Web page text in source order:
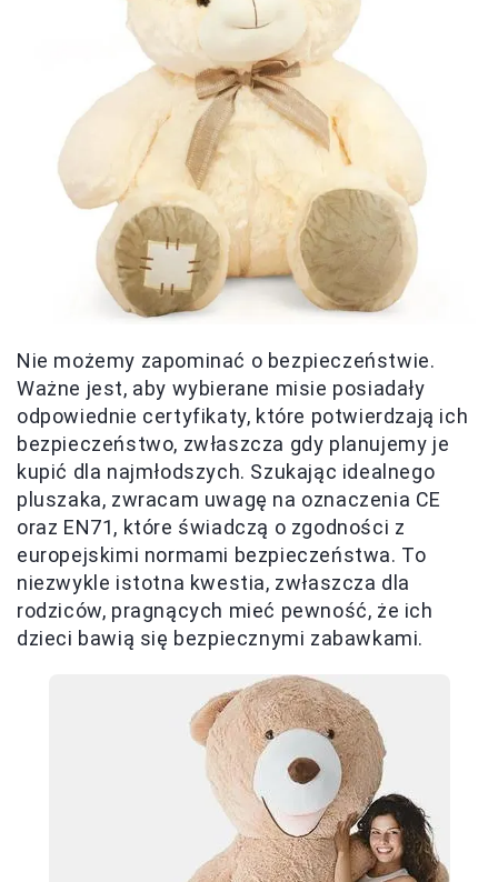
Nie możemy zapominać o bezpieczeństwie.
Ważne jest, aby wybierane misie posiadały
odpowiednie certyfikaty, które potwierdzają ich
bezpieczeństwo, zwłaszcza gdy planujemy je
kupić dla najmłodszych. Szukając idealnego
pluszaka, zwracam uwagę na oznaczenia CE
oraz EN71, które świadczą o zgodności z
europejskimi normami bezpieczeństwa. To
niezwykle istotna kwestia, zwłaszcza dla
rodziców, pragnących mieć pewność, że ich
dzieci bawią się bezpiecznymi zabawkami.